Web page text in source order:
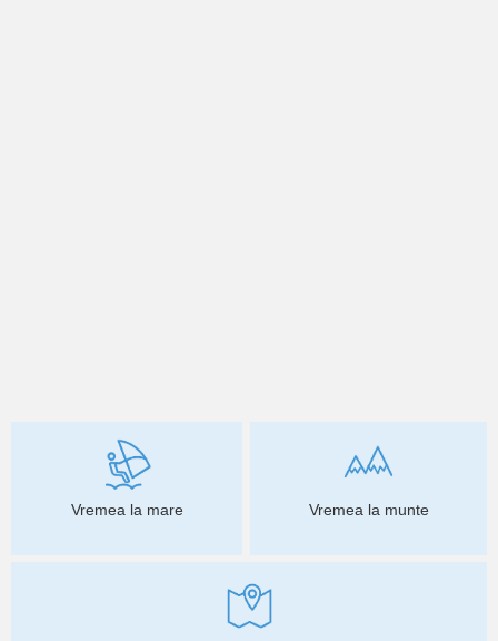
Vremea la mare Vremea la munte